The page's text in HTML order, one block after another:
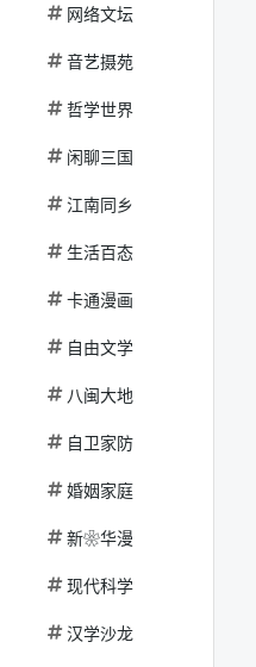
网络文坛
音艺摄苑
哲学世界
闲聊三国
江南同乡
生活百态
卡通漫画
自由文学
八闽大地
自卫家防
婚姻家庭
新❀华漫
现代科学
汉学沙龙